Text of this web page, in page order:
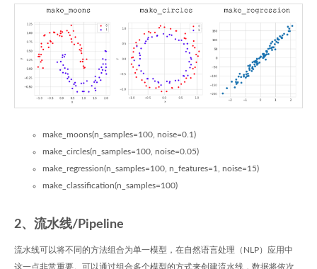
make_moons(n_samples=100, noise=0.1)
make_circles(n_samples=100, noise=0.05)
make_regression(n_samples=100, n_features=1, noise=15)
make_classification(n_samples=100)
2、流水线/Pipeline
流水线可以将不同的方法组合为单一模型，在自然语言处理（NLP）应用中
这一点非常重要。可以通过组合多个模型的方式来创建流水线，数据将依次